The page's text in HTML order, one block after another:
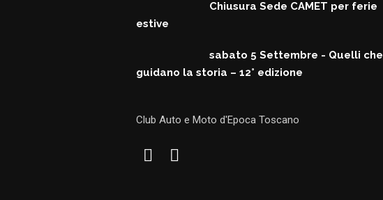
Chiusura Sede CAMET per ferie
estive
sabato 5 Settembre - Quelli che
guidano la storia – 12° edizione
Club Auto e Moto d'Epoca Toscano